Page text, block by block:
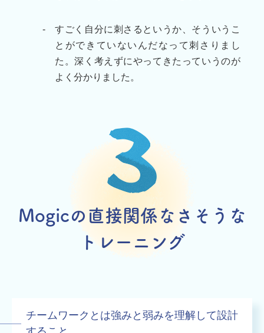
-
すごく自分に刺さるというか、そういうこ
とができていないんだなって刺さりまし
た。深く考えずにやってきたっていうのが
よく分かりました。
Mogicの直接関係なさそうな
トレーニング
チームワークとは強みと弱みを理解して設計